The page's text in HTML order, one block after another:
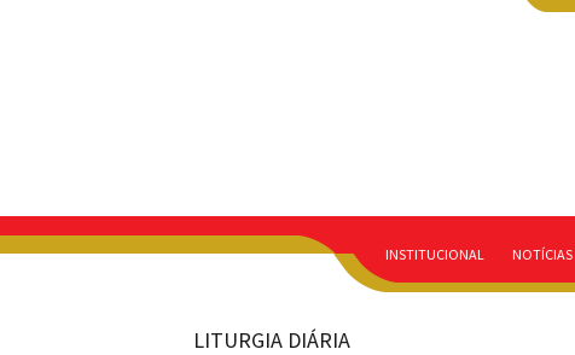
INSTITUCIONAL NOTÍCIAS
LITURGIA DIÁRIA